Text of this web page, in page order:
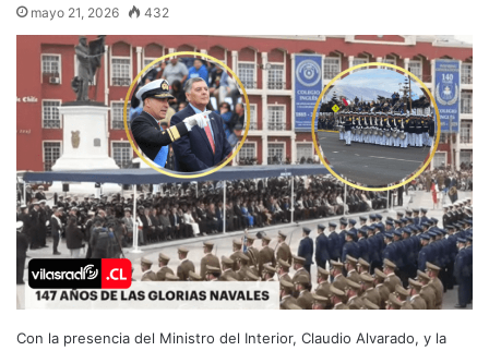
mayo 21, 2026 432
Con la presencia del Ministro del Interior, Claudio Alvarado, y la